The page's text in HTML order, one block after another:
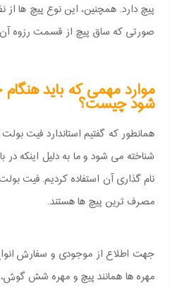
پیچ دارد. همچنین، این نوع پیچ ها از
صورتی که ساق پیچ از قسمت رزوه
موارد مهمی که باید
شود چیست؟
شناخته می شود و ما به دلیل اینکه در
مصرف ترین پیچ ها هستند.
جهت اطلاع از موجودی و سفارش
مهره ها همانند پیچ و مهره شش گوش،